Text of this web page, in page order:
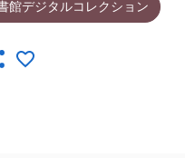
館デジタルコレクション